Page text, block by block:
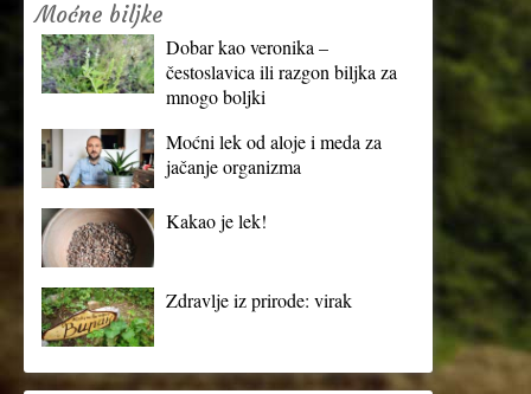
Moćne biljke
Dobar kao veronika –
čestoslavica ili razgon biljka za
mnogo boljki
Moćni lek od aloje i meda za
jačanje organizma
Kakao je lek!
Zdravlje iz prirode: virak